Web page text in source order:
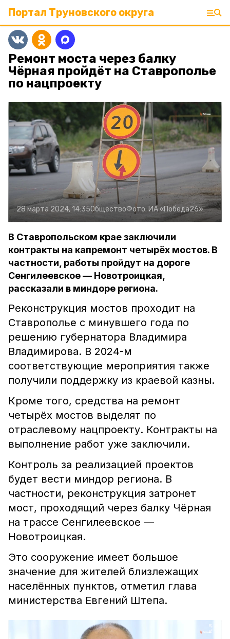
Портал Труновского округа
Ремонт моста через балку
Чёрная пройдёт на Ставрополье
по нацпроекту
28 марта 2024, 14:35ОбществоФото: ИА «Победа26»
В Ставропольском крае заключили
контракты на капремонт четырёх мостов. В
частности, работы пройдут на дороге
Сенгилеевское — Новотроицкая,
рассказали в миндоре региона.
Реконструкция мостов проходит на
Ставрополье с минувшего года по
решению губернатора Владимира
Владимирова. В 2024-м
соответствующие мероприятия также
получили поддержку из краевой казны.
Кроме того, средства на ремонт
четырёх мостов выделят по
отраслевому нацпроекту. Контракты на
выполнение работ уже заключили.
Контроль за реализацией проектов
будет вести миндор региона. В
частности, реконструкция затронет
мост, проходящий через балку Чёрная
на трассе Сенгилеевское —
Новотроицкая.
Это сооружение имеет большое
значение для жителей близлежащих
населённых пунктов, отметил глава
министерства Евгений Штепа.